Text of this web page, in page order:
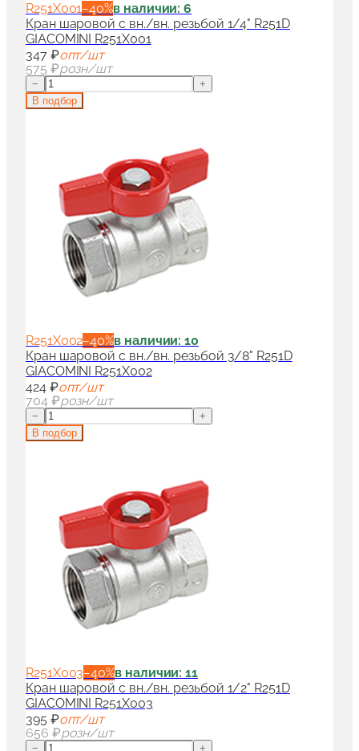
R251X001−40%в наличии: 6
Кран шаровой с вн./вн. резьбой 1/4" R251D
GIACOMINI R251X001
347 ₽опт/шт
575 ₽розн/шт
−
+
В подбор
R251X002−40%в наличии: 10
Кран шаровой с вн./вн. резьбой 3/8" R251D
GIACOMINI R251X002
424 ₽опт/шт
704 ₽розн/шт
−
+
В подбор
R251X003−40%в наличии: 11
Кран шаровой с вн./вн. резьбой 1/2" R251D
GIACOMINI R251X003
395 ₽опт/шт
656 ₽розн/шт
− +